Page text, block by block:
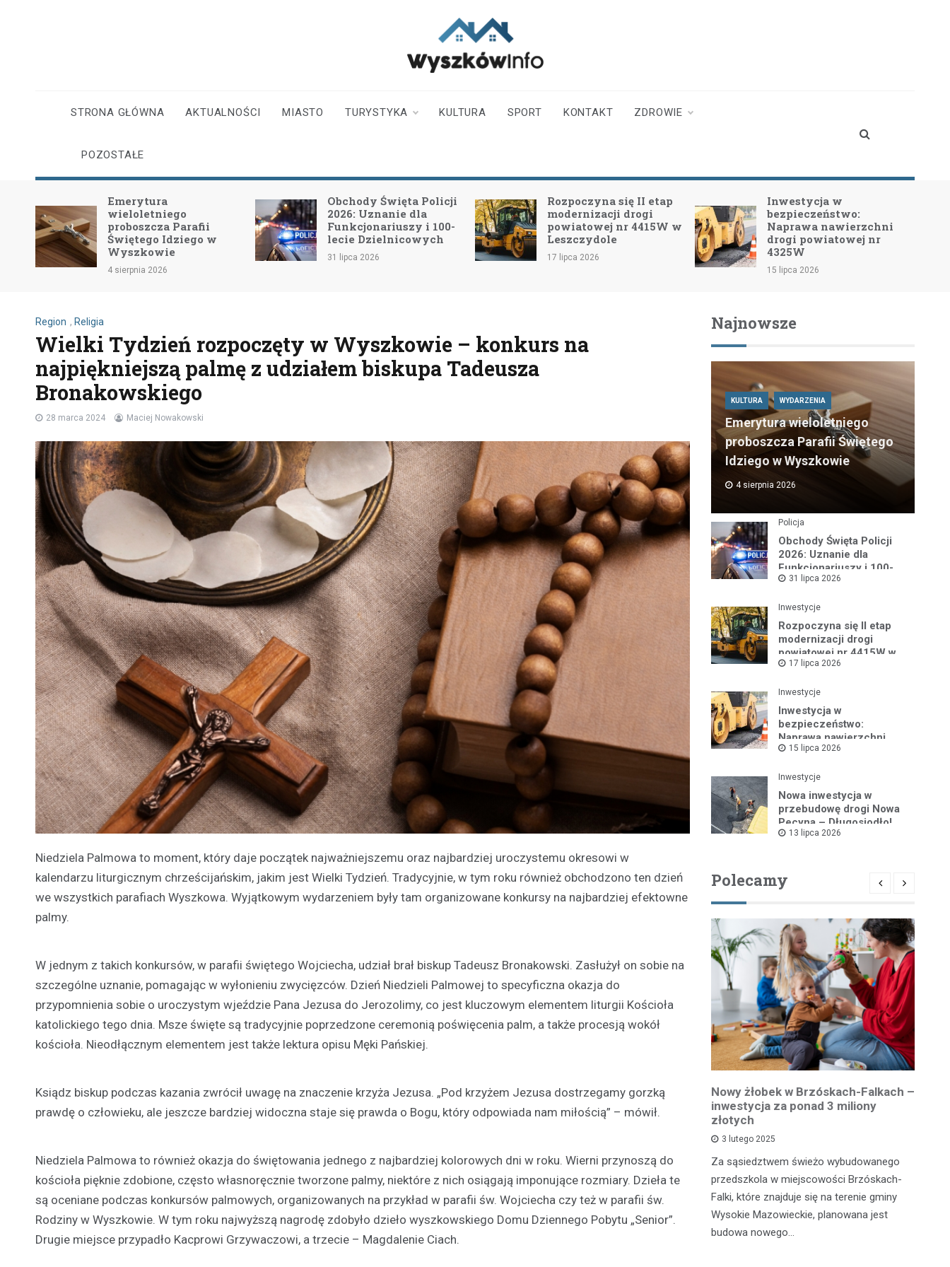
STRONA GŁÓWNA AKTUALNOŚCI MIASTO TURYSTYKA KULTURA SPORT KONTAKT ZDROWIE
POZOSTAŁE
Emerytura
wieloletniego
proboszcza Parafii
Świętego Idziego w
Wyszkowie
4 sierpnia 2026
Obchody Święta Policji
2026: Uznanie dla
Funkcjonariuszy i 100-
lecie Dzielnicowych
31 lipca 2026
Rozpoczyna się II etap
modernizacji drogi
powiatowej nr 4415W w
Leszczydole
17 lipca 2026
Inwestycja w
bezpieczeństwo:
Naprawa nawierzchni
drogi powiatowej nr
4325W
15 lipca 2026
Region , Religia
Wielki Tydzień rozpoczęty w Wyszkowie – konkurs na
najpiękniejszą palmę z udziałem biskupa Tadeusza
Bronakowskiego
28 marca 2024 Maciej Nowakowski
Niedziela Palmowa to moment, który daje początek najważniejszemu oraz najbardziej uroczystemu okresowi w
kalendarzu liturgicznym chrześcijańskim, jakim jest Wielki Tydzień. Tradycyjnie, w tym roku również obchodzono ten dzień
we wszystkich parafiach Wyszkowa. Wyjątkowym wydarzeniem były tam organizowane konkursy na najbardziej efektowne
palmy.
W jednym z takich konkursów, w parafii świętego Wojciecha, udział brał biskup Tadeusz Bronakowski. Zasłużył on sobie na
szczególne uznanie, pomagając w wyłonieniu zwycięzców. Dzień Niedzieli Palmowej to specyficzna okazja do
przypomnienia sobie o uroczystym wjeździe Pana Jezusa do Jerozolimy, co jest kluczowym elementem liturgii Kościoła
katolickiego tego dnia. Msze święte są tradycyjnie poprzedzone ceremonią poświęcenia palm, a także procesją wokół
kościoła. Nieodłącznym elementem jest także lektura opisu Męki Pańskiej.
Ksiądz biskup podczas kazania zwrócił uwagę na znaczenie krzyża Jezusa. „Pod krzyżem Jezusa dostrzegamy gorzką
prawdę o człowieku, ale jeszcze bardziej widoczna staje się prawda o Bogu, który odpowiada nam miłością” – mówił.
Niedziela Palmowa to również okazja do świętowania jednego z najbardziej kolorowych dni w roku. Wierni przynoszą do
kościoła pięknie zdobione, często własnoręcznie tworzone palmy, niektóre z nich osiągają imponujące rozmiary. Dzieła te
są oceniane podczas konkursów palmowych, organizowanych na przykład w parafii św. Wojciecha czy też w parafii św.
Rodziny w Wyszkowie. W tym roku najwyższą nagrodę zdobyło dzieło wyszkowskiego Domu Dziennego Pobytu „Senior”.
Drugie miejsce przypadło Kacprowi Grzywaczowi, a trzecie – Magdalenie Ciach.
Najnowsze
KULTURA WYDARZENIA
Emerytura wieloletniego
proboszcza Parafii Świętego
Idziego w Wyszkowie
4 sierpnia 2026
Policja
Obchody Święta Policji
2026: Uznanie dla
Funkcjonariuszy i 100-
lecie Dzielnicowych
31 lipca 2026
Inwestycje
Rozpoczyna się II etap
modernizacji drogi
powiatowej nr 4415W w
Leszczydole
17 lipca 2026
Inwestycje
Inwestycja w
bezpieczeństwo:
Naprawa nawierzchni
drogi powiatowej nr
15 lipca 2026
Inwestycje
Nowa inwestycja w
przebudowę drogi Nowa
Pecyna – Długosiodło!
13 lipca 2026
Polecamy
Plan modernizacji drogi powiatowej
4415W na Mazowszu – inwestycja w
bezpieczeństwo i komfort podróży
Rozważana jest rozbudowa odcinka
powiatowej trasy nr 4415W, prowadzącej z
Leszczydół Stary przez Leszczydół Działki
do Leszczydół Podwielątki Wielątki.
Nowy żłobek w Brzóskach-Falkach –
inwestycja za ponad 3 miliony
złotych
3 lutego 2025
Za sąsiedztwem świeżo wybudowanego
przedszkola w miejscowości Brzóskach-
Falki, które znajduje się na terenie gminy
Wysokie Mazowieckie, planowana jest
budowa nowego…